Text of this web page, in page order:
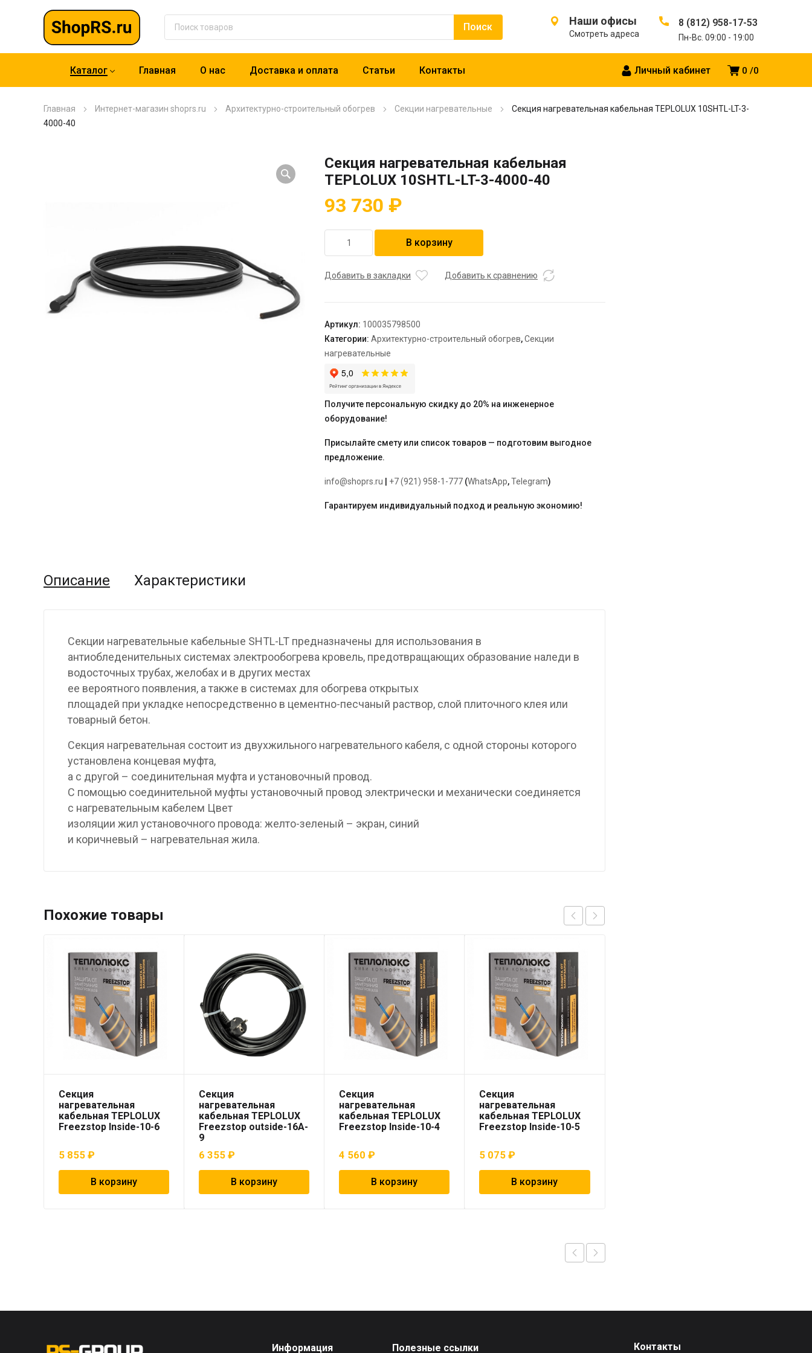
Наши офисы
Смотреть адреса
8 (812) 958-17-53
Пн-Вс. 09:00 - 19:00
0 0
Личный кабинет
Каталог Главная О нас Доставка и оплата Статьи Контакты
Главная Интернет-магазин shoprs.ru Архитектурно-строительный обогрев Секции нагревательные
Секция нагревательная кабельная TEPLOLUX 10SHTL-LT-3-
4000-40
Секция нагревательная кабельная
TEPLOLUX 10SHTL-LT-3-4000-40
93 730 ₽
товара
нагревательная
LT-
3-
4000-
40
В корзину
Добавить в закладки Добавить к сравнению
Артикул: 100035798500
Категории: Архитектурно-строительный обогрев,Секции
нагревательные
Получите персональную скидку до 20% на инженерное
оборудование!
Присылайте смету или список товаров — подготовим выгодное
предложение.
info@shoprs.ru +7 (921) 958-1-777 (WhatsApp,Telegram)
Гарантируем индивидуальный подход и реальную экономию!
Описание Характеристики
Секции нагревательные кабельные SHTL-LT предназначены для использования в
антиобледенительных системах электрообогрева кровель, предотвращающих образование наледи в
водосточных трубах, желобах и в других местах
ее вероятного появления, а также в системах для обогрева открытых
площадей при укладке непосредственно в цементно-песчаный раствор, слой плиточного клея или
товарный бетон.
Секция нагревательная состоит из двухжильного нагревательного кабеля, с одной стороны которого
установлена концевая муфта,
а с другой – соединительная муфта и установочный провод.
С помощью соединительной муфты установочный провод электрически и механически соединяется
с нагревательным кабелем Цвет
изоляции жил установочного провода: желто-зеленый – экран, синий
и коричневый – нагревательная жила.
Похожие товары
Секция
нагревательная
кабельная TEPLOLUX
Freezstop Inside-10-6
5 855 ₽
В корзину
Секция
нагревательная
кабельная TEPLOLUX
Freezstop outside-16A-
9
6 355₽
В корзину
Секция
нагревательная
кабельная TEPLOLUX
Freezstop Inside-10-4
4 560₽
В корзину
Секция
нагревательная
кабельная TEPLOLUX
Freezstop Inside-10-5
5 075₽
В корзину
Информация Полезные ссылки Контакты